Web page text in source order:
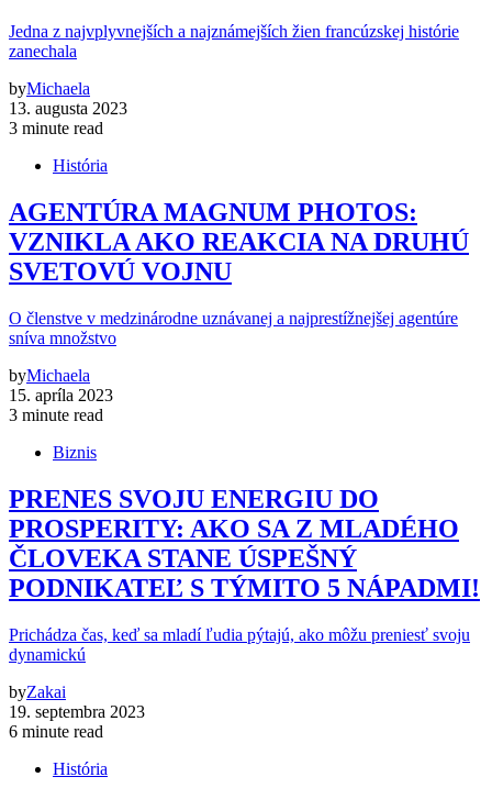
Jedna z najvplyvnejších a najznámejších žien francúzskej histórie
zanechala
byMichaela
13. augusta 2023
3 minute read
História
AGENTÚRA MAGNUM PHOTOS:
VZNIKLA AKO REAKCIA NA DRUHÚ
SVETOVÚ VOJNU
O členstve v medzinárodne uznávanej a najprestížnejšej agentúre
sníva množstvo
byMichaela
15. apríla 2023
3 minute read
Biznis
PRENES SVOJU ENERGIU DO
PROSPERITY: AKO SA Z MLADÉHO
ČLOVEKA STANE ÚSPEŠNÝ
PODNIKATEĽ S TÝMITO 5 NÁPADMI!
Prichádza čas, keď sa mladí ľudia pýtajú, ako môžu preniesť svoju
dynamickú
byZakai
19. septembra 2023
6 minute read
História